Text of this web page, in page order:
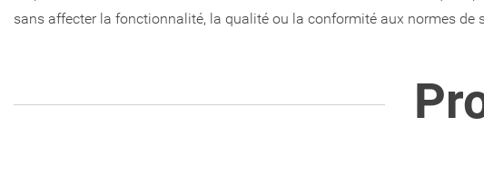
sans affecter la fonctionnalité, la qualité ou la conformité aux normes de